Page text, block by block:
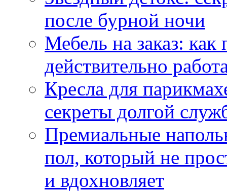
после бурной ночи
Мебель на заказ:
действительно
Кресла для
секреты долгой
Премиальные
пол, который не
и вдохновляет